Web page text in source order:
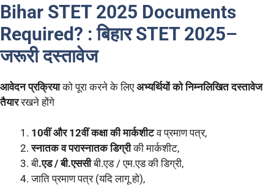
Bihar STET 2025 Documents
Required? :बिहार STET 2025–
जरूरी दस्तावेज
आवेदन प्रक्रियाको पूरा करने के लिएअभ्यर्थियों को निम्नलिखित दस्तावेज
तैयाररखने होंगे
10वीं और 12वीं कक्षा की मार्कशीटव प्रमाण पत्र,
स्नातक व परास्नातक डिग्रीकी मार्कशीट,
बी.एड / बी.एससीबी.एड / एम.एड की डिग्री,
जाति प्रमाण पत्र (यदि लागू हो),